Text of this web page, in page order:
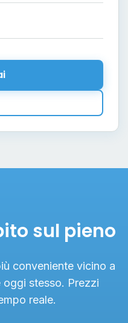
sul pieno
conveniente vicino a
oggi stesso. Prezzi
reale.